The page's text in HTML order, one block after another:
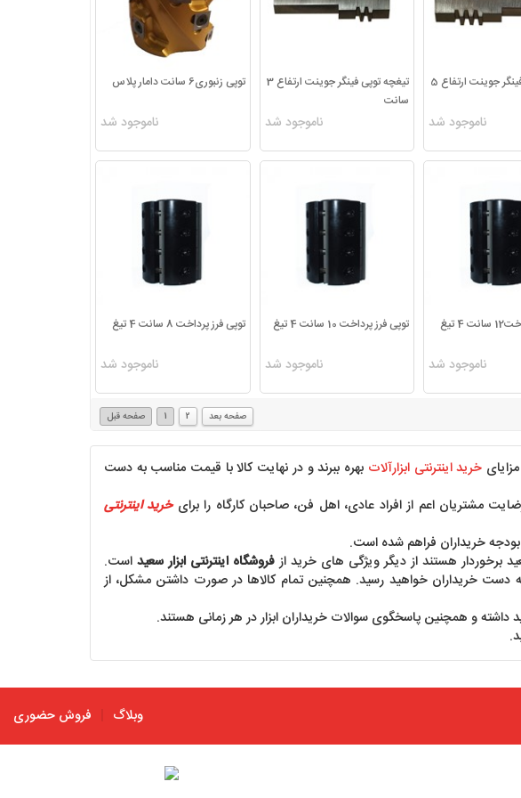
تیغچه توپی فینگر جوینت ارتفاع 5
ناموجود شد
تیغچه توپی فینگر جوینت ارتفاع 3
سانت
ناموجود شد
توپی زنبوری6 سانت دامار پلاس
ناموجود شد
4 تیغ
ناموجود شد
توپی فرز پرداخت 10 سانت 4 تیغ
ناموجود شد
توپی فرز پرداخت 8 سانت 4 تیغ
ناموجود شد
صفحه قبل 1 2 صفحه بعد
خرید اینترنتی ابزارآلات بهره ببرند و در نهایت کالا با قیمت مناسب به دست
مشتریان اعم از افراد عادی، اهل فن، صاحبان کارگاه را برایخرید اینترنتی
خریداران فراهم شده است.
برخوردار هستند از دیگر ویژگی های خرید ازفروشگاه اینترنتی ابزار سعید است.
به دست خریداران خواهید رسید. همچنین تمام کالاها در صورت داشتن مشکل، از
داشته و همچنین پاسخگوی سوالات خریداران ابزار در هر زمانی هستند.
وبلاگ فروش حضوری